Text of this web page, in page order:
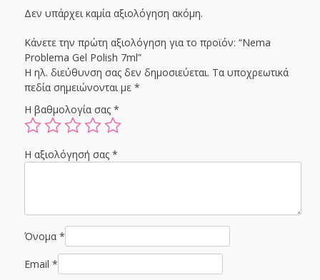
Δεν υπάρχει καμία αξιολόγηση ακόμη.
Κάνετε την πρώτη αξιολόγηση για το προϊόν: “Nema
Problema Gel Polish 7ml”
Η ηλ. διεύθυνση σας δεν δημοσιεύεται. Τα υποχρεωτικά
πεδία σημειώνονται με *
Η βαθμολογία σας *
Η αξιολόγησή σας *
Όνομα *
Email *